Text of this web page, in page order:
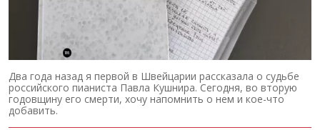
Два года назад я первой в Швейцарии рассказала о судьбе
российского пианиста Павла Кушнира. Сегодня, во вторую
годовщину его смерти, хочу напомнить о нем и кое-что
добавить.